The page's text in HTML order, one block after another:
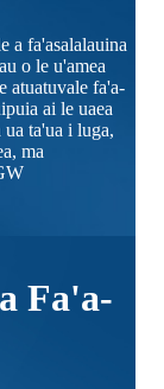
a fa'asalalauina
o le u'amea
atuatuvale fa'a-
ai le uaea
ta'ua i luga,
ma
Fa'a-